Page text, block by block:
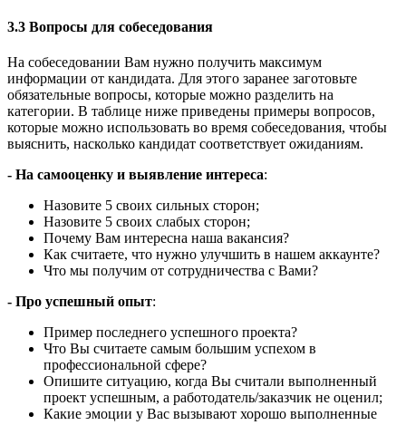
3.3 Вопросы для собеседования
На собеседовании Вам нужно получить максимум
информации от кандидата. Для этого заранее заготовьте
обязательные вопросы, которые можно разделить на
категории. В таблице ниже приведены примеры вопросов,
которые можно использовать во время собеседования, чтобы
выяснить, насколько кандидат соответствует ожиданиям.
- На самооценку и выявление интереса:
Назовите 5 своих сильных сторон;
Назовите 5 своих слабых сторон;
Почему Вам интересна наша вакансия?
Как считаете, что нужно улучшить в нашем аккаунте?
Что мы получим от сотрудничества с Вами?
- Про успешный опыт:
Пример последнего успешного проекта?
Что Вы считаете самым большим успехом в
профессиональной сфере?
Опишите ситуацию, когда Вы считали выполненный
проект успешным, а работодатель/заказчик не оценил;
Какие эмоции у Вас вызывают хорошо выполненные